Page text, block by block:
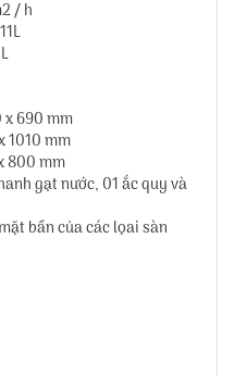
/ h
x 690 mm
1010 mm
800 mm
gạt nước, 01 ắc quy và
bẩn của các lọai sàn